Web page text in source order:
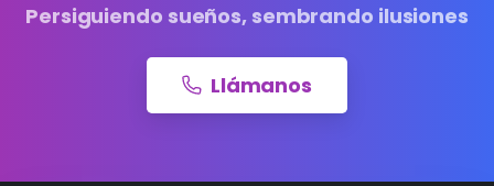
Persiguiendo sueños, sembrando ilusiones
Llámanos